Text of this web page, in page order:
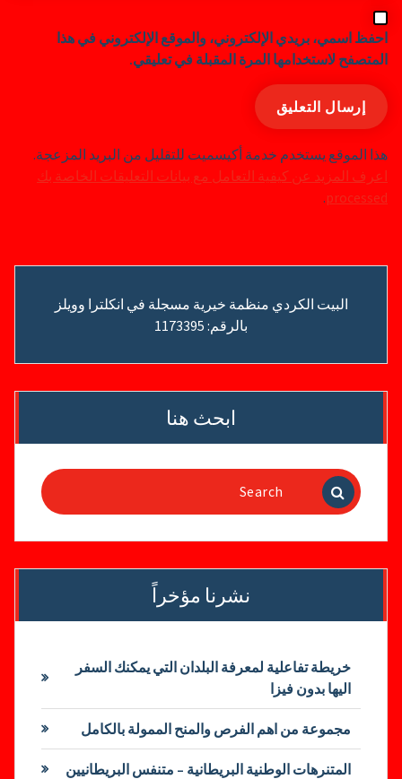
احفظ اسمي، بريدي الإلكتروني، والموقع الإلكتروني في هذا
المتصفح لاستخدامها المرة المقبلة في تعليقي.
هذا الموقع يستخدم خدمة أكيسميت للتقليل من البريد المزعجة.
اعرف المزيد عن كيفية التعامل مع بيانات التعليقات الخاصة بك
processed
.
البيت الكردي منظمة خيرية مسجلة في انكلترا وويلز
بالرقم: 1173395
ابحث هنا
Search
for:
نشرنا مؤخراً
خريطة تفاعلية لمعرفة البلدان التي يمكنك السفر
اليها بدون فيزا
مجموعة من اهم الفرص والمنح الممولة بالكامل
المتنرهات الوطنية البريطانية – متنفس البريطانيين